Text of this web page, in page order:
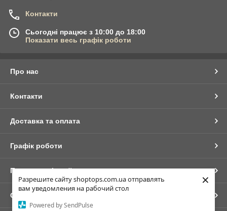
Разрешите сайту shoptops.com.ua отправлять
вам уведомления на рабочий стол
Powered by SendPulse
×
Контакти
Сьогодні працює з 10:00 до 18:00
Показати весь графік роботи
Про нас
Контакти
Доставка та оплата
Графік роботи
Повна версія сайту
Сайт створено на маркетплейсі